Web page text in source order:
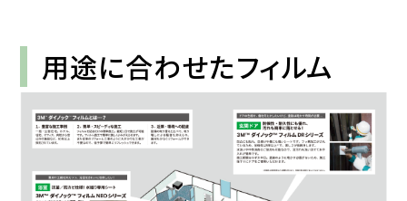
用途に合わせたフィルム